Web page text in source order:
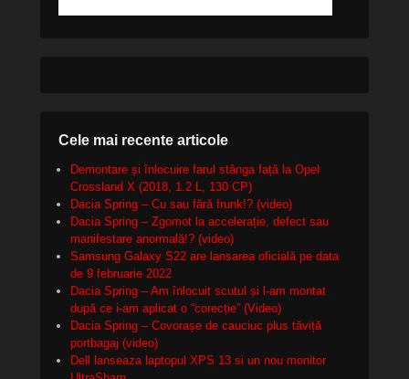
Cele mai recente articole
Demontare și înlocuire farul stânga față la Opel
Crossland X (2018, 1.2 L, 130 CP)
Dacia Spring – Cu sau fără frunk!? (video)
Dacia Spring – Zgomot la accelerație, defect sau
manifestare anormală!? (video)
Samsung Galaxy S22 are lansarea oficială pe data
de 9 februarie 2022
Dacia Spring – Am înlocuit scutul și l-am montat
după ce i-am aplicat o “corecție” (Video)
Dacia Spring – Covorașe de cauciuc plus tăviță
portbagaj (video)
Dell lanseaza laptopul XPS 13 si un nou monitor